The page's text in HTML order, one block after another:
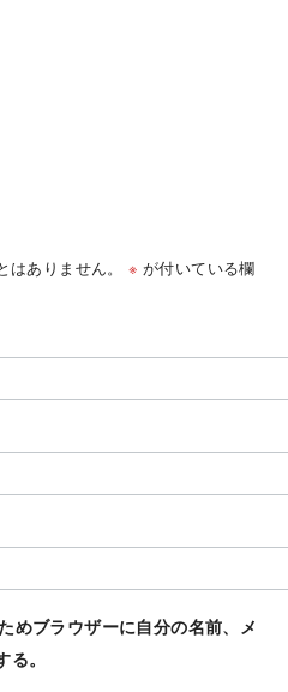
ありません。 ※ が付いている欄
めブラウザーに自分の名前、メ
。